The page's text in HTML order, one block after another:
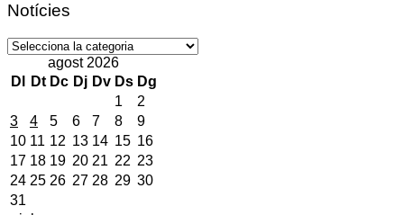
Notícies
Notícies
agost 2026
Dl
Dt Dc Dj Dv Ds Dg
1
2
3
4 5 6 7 8
9
10 11 12 13 14 15 16
17 18 19 20 21 22 23
24 25 26 27 28 29 30
31